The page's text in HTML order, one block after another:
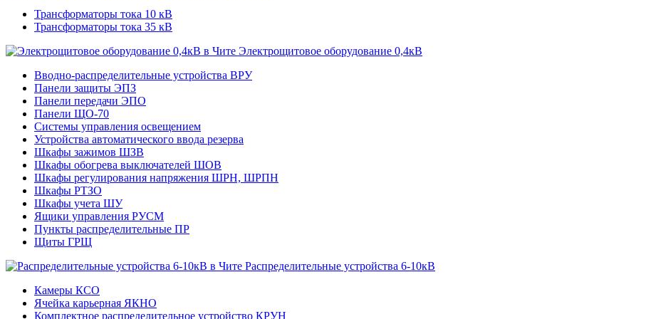
Трансформаторы тока 10 кВ
Трансформаторы тока 35 кВ
Электрощитовое оборудование 0,4кВ
Вводно-распределительные устройства ВРУ
Панели защиты ЭПЗ
Панели передачи ЭПО
Панели ЩО-70
Системы управления освещением
Устройства автоматического ввода резерва
Шкафы зажимов ШЗВ
Шкафы обогрева выключателей ШОВ
Шкафы регулирования напряжения ШРН, ШРПН
Шкафы РТЗО
Шкафы учета ШУ
Ящики управления РУСМ
Пункты распределительные ПР
Щиты ГРЩ
Распределительные устройства 6-10кВ
Камеры КСО
Ячейка карьерная ЯКНО
Комплектное распределительное устройство КРУН